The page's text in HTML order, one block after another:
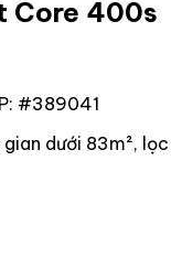
Core 400s
#389041
dưới 83m², lọc